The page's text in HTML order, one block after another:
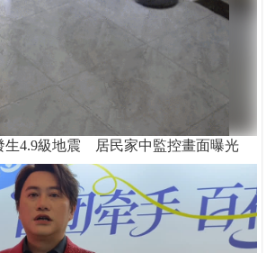
生4.9級地震 居民家中監控畫面曝光